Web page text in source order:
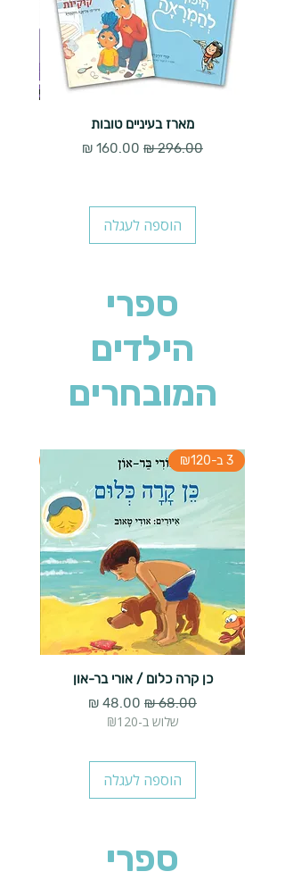
מארז בעיניים טובות
מחיר רגיל
מחיר מבצע
הוספה לעגלה
ספרי
הילדים
המובחרים
3 ב-₪120
כן קרה כלום / אורי בר-און
מחיר רגיל מחיר מבצע
שלוש ב-₪120
הוספה לעגלה
ספרי